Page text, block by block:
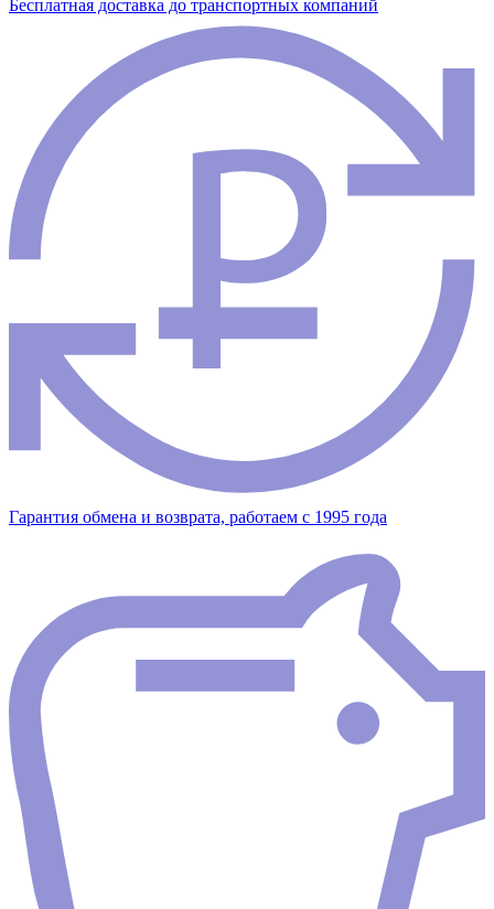
Бесплатная доставка до транспортных компаний
Гарантия обмена и возврата, работаем с 1995 года